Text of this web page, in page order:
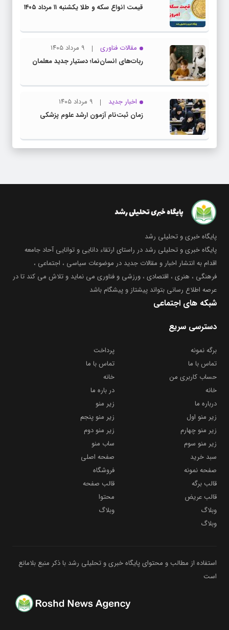
قیمت انواع سکه و طلا یکشنبه ۱۱ مرداد ۱۴۰۵
مقالات فناوری
۹ مرداد ۱۴۰۵
ربات‌های انسان‌نما؛ دستیار جدید معلمان
اخبار جدید
۹ مرداد ۱۴۰۵
زمان ثبت‌نام آزمون ارشد علوم پزشکی
پایگاه خبری و تحلیلی رشد
پایگاه خبری و تحلیلی رشد در راستای ارتقاء دانایی و توانایی آحاد جامعه
اقدام به انتشار اخبار و مقالات جدید در موضوعات سیاسی ، اجتماعی ،
فرهنگی ، هنری ، اقتصادی ، ورزشی و فناوری می نماید و تلاش می کند تا در
عرصه اطلاع رسانی بتواند پیشتاز و پیشگام باشد
شبکه های اجتماعی
دسترسی سریع
برگه نمونه
پرداخت
تماس با ما
تماس با ما
حساب کاربری من
خانه
خانه
در باره ما
درباره ما
زیر منو
زیر منو اول
زیر منو پنجم
زیر منو چهارم
زیر منو دوم
زیر منو سوم
ساب منو
سبد خرید
صفحه اصلی
صفحه نمونه
فروشگاه
قالب برگه
قالب صفحه
قالب عریض
محتوا
وبلاگ
وبلاگ
وبلاگ
استفاده از مطالب و محتوای پایگاه خبری و تحلیلی رشد با ذکر منبع بلامانع
است